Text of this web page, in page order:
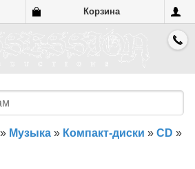
Корзина
» Музыка » Компакт-диски » CD »